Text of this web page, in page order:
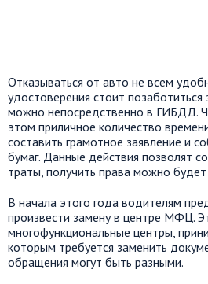
Отказываться от авто не всем
удостоверения стоит позаботиться
можно непосредственно в ГИБДД.
этом приличное количество
составить грамотное заявление и
бумаг. Данные действия позволят
траты, получить права можно
В начала этого года водителям
произвести замену в центре МФЦ.
многофункциональные центры,
которым требуется заменить
обращения могут быть разными.